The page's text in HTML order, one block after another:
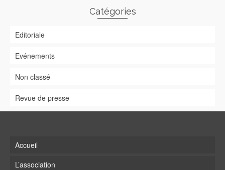
Catégories
Editoriale
Evénements
Non classé
Revue de presse
Accueil
L’association